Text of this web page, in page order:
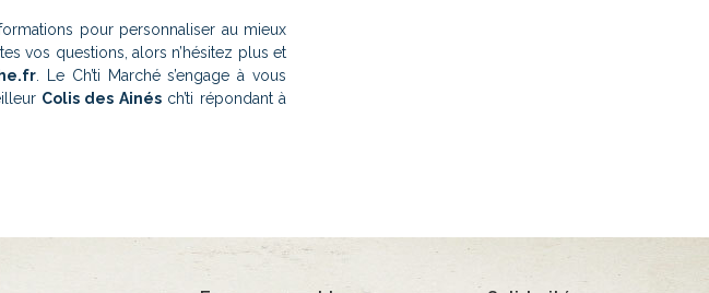
pour personnaliser au mieux
vos questions, alors n’hésitez plus et
. Le Ch’ti Marché s’engage à vous
Colis des Ainésch’ti répondant à